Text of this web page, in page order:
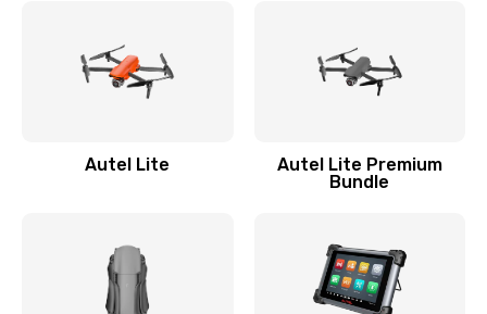
Autel Lite
Autel Lite Premium
Bundle